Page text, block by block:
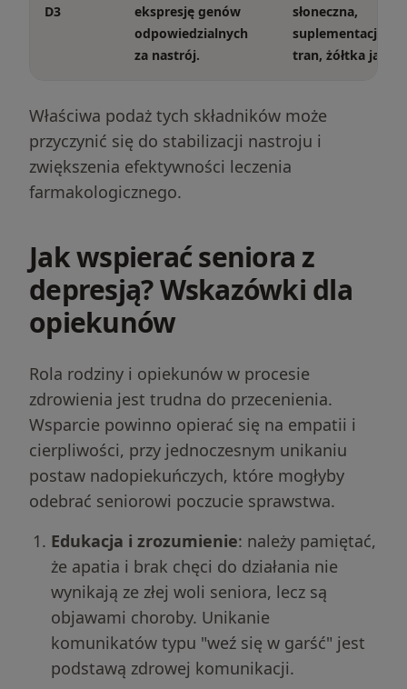
D3
ekspresję genów
odpowiedzialnych
za nastrój.
słoneczna,
suplementacja,
tran, żółtka jaj.
Właściwa podaż tych składników może
przyczynić się do stabilizacji nastroju i
zwiększenia efektywności leczenia
farmakologicznego.
Jak wspierać seniora z
depresją? Wskazówki dla
opiekunów
Rola rodziny i opiekunów w procesie
zdrowienia jest trudna do przecenienia.
Wsparcie powinno opierać się na empatii i
cierpliwości, przy jednoczesnym unikaniu
postaw nadopiekuńczych, które mogłyby
odebrać seniorowi poczucie sprawstwa.
Edukacja i zrozumienie: należy pamiętać,
że apatia i brak chęci do działania nie
wynikają ze złej woli seniora, lecz są
objawami choroby. Unikanie
komunikatów typu "weź się w garść" jest
podstawą zdrowej komunikacji.